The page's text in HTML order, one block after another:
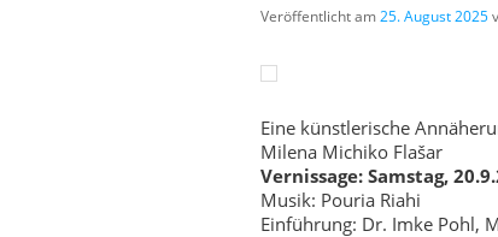
Veröffentlicht am25. August 2025
Eine künstlerische
Milena Michiko Flašar
Vernissage: Samstag,
Musik: Pouria Riahi
Einführung: Dr. Imke Pohl,